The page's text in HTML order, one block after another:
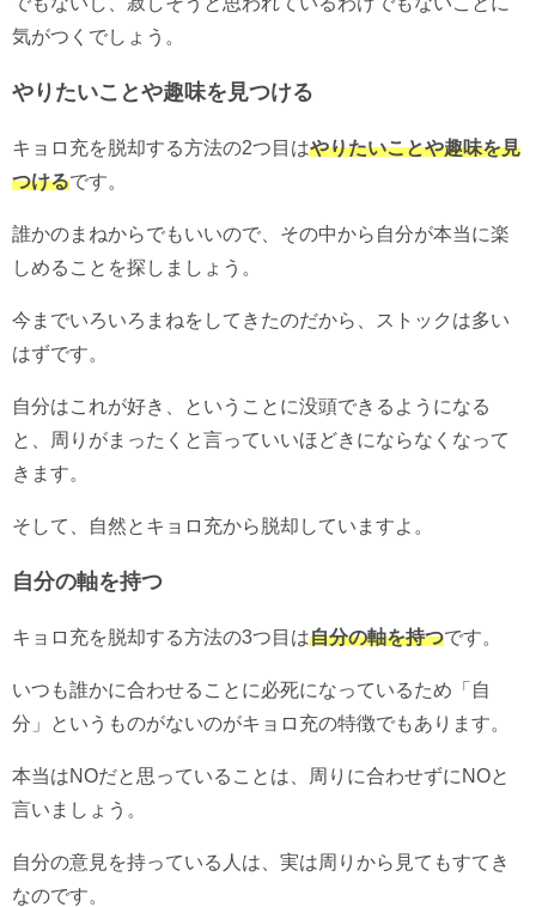
気がつくでしょう。
やりたいことや趣味を見つける
キョロ充を脱却する方法の2つ目はやりたいことや趣味を見
つけるです。
誰かのまねからでもいいので、その中から自分が本当に楽
しめることを探しましょう。
今までいろいろまねをしてきたのだから、ストックは多い
はずです。
自分はこれが好き、ということに没頭できるようになる
と、周りがまったくと言っていいほどきにならなくなって
きます。
そして、自然とキョロ充から脱却していますよ。
自分の軸を持つ
キョロ充を脱却する方法の3つ目は自分の軸を持つです。
いつも誰かに合わせることに必死になっているため「自
分」というものがないのがキョロ充の特徴でもあります。
本当はNOだと思っていることは、周りに合わせずにNOと
言いましょう。
自分の意見を持っている人は、実は周りから見てもすてき
なのです。